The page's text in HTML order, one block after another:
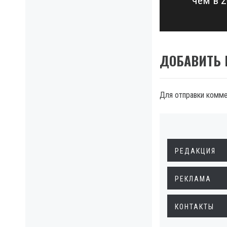
post:
ДОБАВИТЬ
Для отправки
РЕДАКЦИЯ
РЕКЛАМА
КОНТАКТЫ